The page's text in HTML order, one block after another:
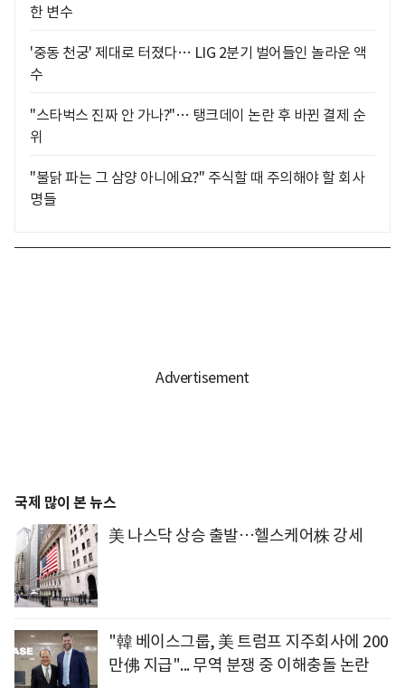
한 변수
'중동 천궁' 제대로 터졌다… LIG 2분기 벌어들인 놀라운 액
수
"스타벅스 진짜 안 가나?"… 탱크데이 논란 후 바뀐 결제 순
위
"불닭 파는 그 삼양 아니에요?" 주식할 때 주의해야 할 회사
명들
국제 많이 본 뉴스
美 나스닥 상승 출발…헬스케어株 강세
"韓 베이스그룹, 美 트럼프 지주회사에 200
만佛 지급"... 무역 분쟁 중 이해충돌 논란